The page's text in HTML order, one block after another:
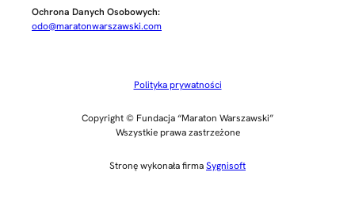
Ochrona Danych Osobowych:
odo@maratonwarszawski.com
Polityka prywatności
Copyright © Fundacja “Maraton Warszawski”
Wszystkie prawa zastrzeżone
Stronę wykonała firmaSygnisoft